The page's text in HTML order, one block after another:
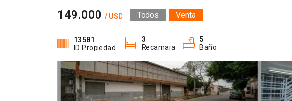
149.000 / USD Todos Venta
13581
ID Propiedad
3
Recamara
5
Baño